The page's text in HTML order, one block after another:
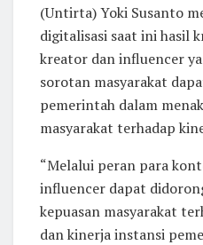
(Untirta) Yoki Susanto
digitalisasi saat ini hasil
kreator dan influencer
sorotan masyarakat
pemerintah dalam
masyarakat terhadap
“Melalui peran para
influencer dapat
kepuasan masyarakat
dan kinerja instansi